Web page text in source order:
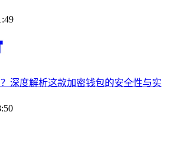
深度解析这款加密钱包的安全性与实